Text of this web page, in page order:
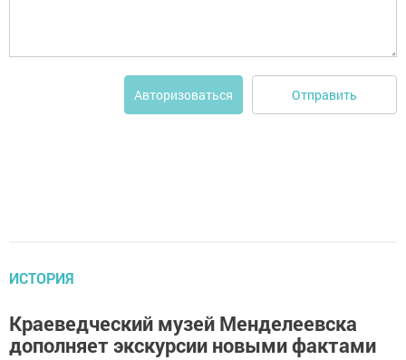
Авторизоваться Отправить
ИСТОРИЯ
Краеведческий музей Менделеевска
дополняет экскурсии новыми фактами